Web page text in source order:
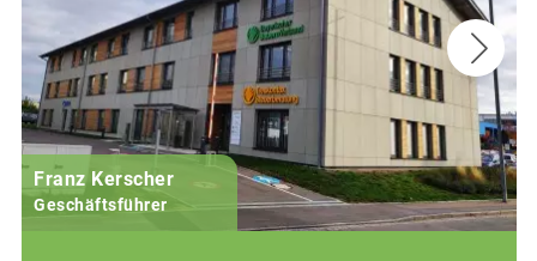
Franz Kerscher
Geschäftsführer